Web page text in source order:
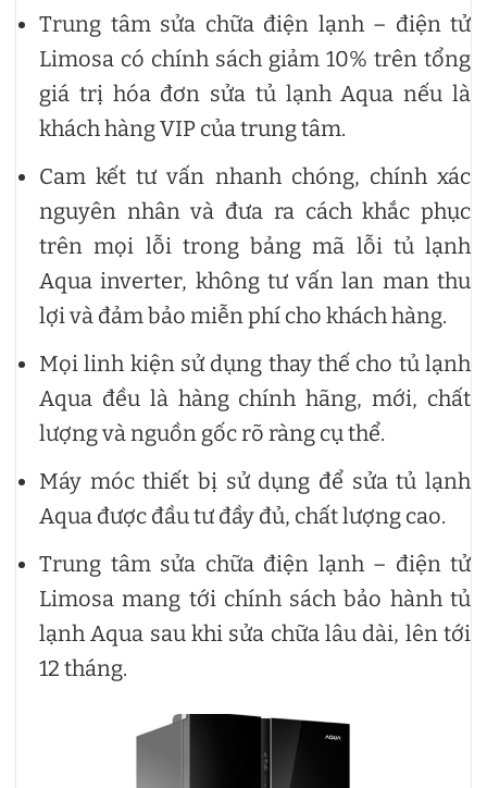
Trung tâm sửa chữa điện lạnh – điện tử
Limosa có chính sách giảm 10% trên tổng
giá trị hóa đơn sửa tủ lạnh Aqua nếu là
khách hàng VIP của trung tâm.
Cam kết tư vấn nhanh chóng, chính xác
nguyên nhân và đưa ra cách khắc phục
trên mọi lỗi trong bảng mã lỗi tủ lạnh
Aqua inverter, không tư vấn lan man thu
lợi và đảm bảo miễn phí cho khách hàng.
Mọi linh kiện sử dụng thay thế cho tủ lạnh
Aqua đều là hàng chính hãng, mới, chất
lượng và nguồn gốc rõ ràng cụ thể.
Máy móc thiết bị sử dụng để sửa tủ lạnh
Aqua được đầu tư đầy đủ, chất lượng cao.
Trung tâm sửa chữa điện lạnh – điện tử
Limosa mang tới chính sách bảo hành tủ
lạnh Aqua sau khi sửa chữa lâu dài, lên tới
12 tháng.